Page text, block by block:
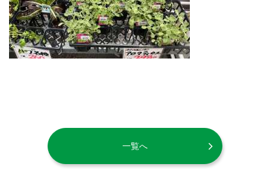
一覧へ